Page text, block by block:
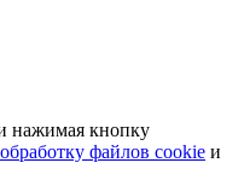
нажимая кнопку
файлов cookie и